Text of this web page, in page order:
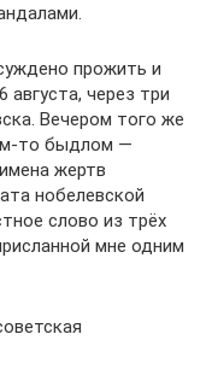
прожить и
августа, через три
Вечером того же
то быдлом —
жертв
нобелевской
слово из трёх
мне одним